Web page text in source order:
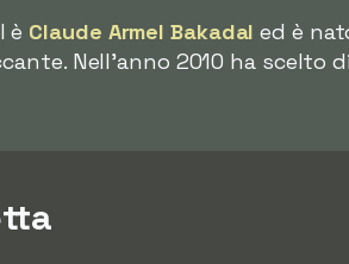
è Claude Armel Bakadal ed è
Nell'anno 2010 ha scelto